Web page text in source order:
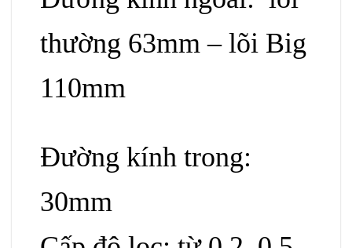
thường 63mm – lõi Big
110mm
Đường kính trong:
30mm